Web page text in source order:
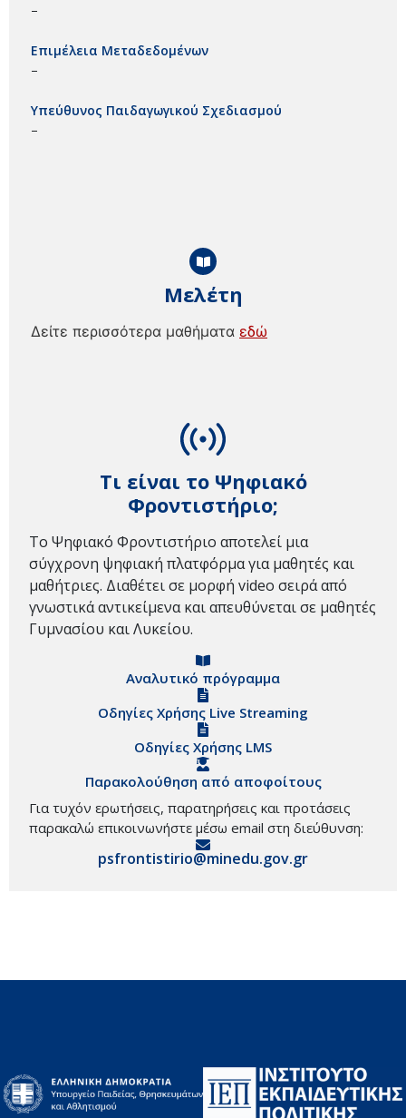
Τι είναι το Ψηφιακό
Φροντιστήριο;
Το Ψηφιακό Φροντιστήριο αποτελεί μια
σύγχρονη ψηφιακή πλατφόρμα για μαθητές και
μαθήτριες. Διαθέτει σε μορφή video σειρά από
γνωστικά αντικείμενα και απευθύνεται σε μαθητές
Γυμνασίου και Λυκείου.
Αναλυτικό πρόγραμμα
Οδηγίες Χρήσης Live Streaming
Οδηγίες Χρήσης LMS
Παρακολούθηση από αποφοίτους
Για τυχόν ερωτήσεις, παρατηρήσεις και προτάσεις
παρακαλώ επικοινωνήστε μέσω email στη διεύθυνση:
psfrontistirio@minedu.gov.gr
Μελέτη
Δείτε περισσότερα μαθήματα εδώ
–
Επιμέλεια Μεταδεδομένων
–
Υπεύθυνος Παιδαγωγικού Σχεδιασμού
–